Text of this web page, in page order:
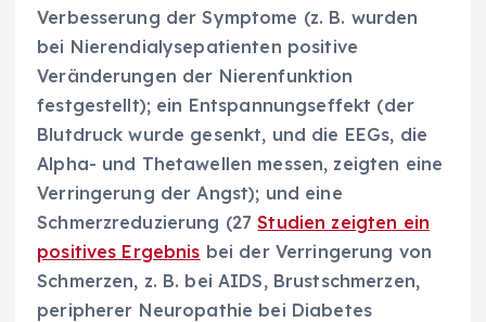
Verbesserung der Symptome (z. B. wurden
bei Nierendialysepatienten positive
Veränderungen der Nierenfunktion
festgestellt); ein Entspannungseffekt (der
Blutdruck wurde gesenkt, und die EEGs, die
Alpha- und Thetawellen messen, zeigten eine
Verringerung der Angst); und eine
Schmerzreduzierung (27Studien zeigten ein
positives Ergebnis bei der Verringerung von
Schmerzen, z. B. bei AIDS, Brustschmerzen,
peripherer Neuropathie bei Diabetes